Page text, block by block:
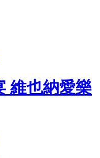
維也納愛樂